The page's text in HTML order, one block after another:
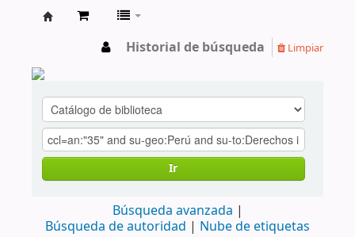
Historial de búsqueda Limpiar
Ir
Búsqueda avanzada
Búsqueda de autoridad
Nube de etiquetas